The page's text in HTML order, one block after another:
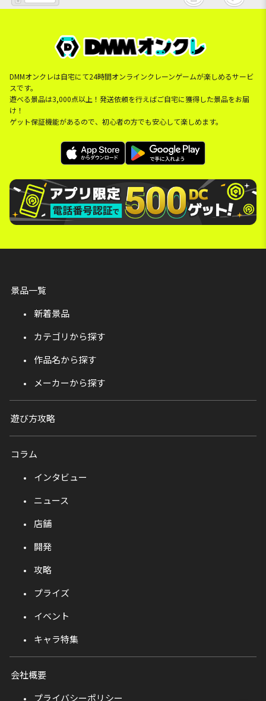
DMMオンクレは自宅にて24時間オンラインクレーンゲームが楽しめるサービ
スです。
遊べる景品は3,000点以上！発送依頼を行えばご自宅に獲得した景品をお届
け！
ゲット保証機能があるので、初心者の方でも安心して楽しめます。
景品一覧
新着景品
カテゴリから探す
作品名から探す
メーカーから探す
遊び方攻略
コラム
インタビュー
ニュース
店舗
開発
攻略
プライズ
イベント
キャラ特集
会社概要
プライバシーポリシー